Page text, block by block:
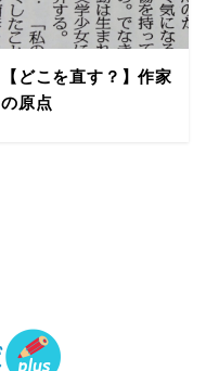
【どこを直す？】作家
の原点